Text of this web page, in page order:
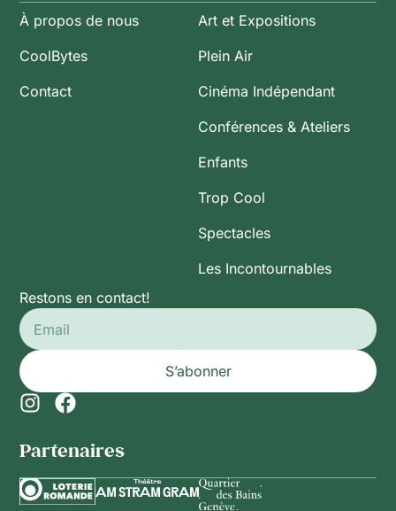
À propos de nous
CoolBytes
Contact
Art et Expositions
Plein Air
Cinéma Indépendant
Conférences & Ateliers
Enfants
Trop Cool
Spectacles
Les Incontournables
Restons en contact!
S’abonner
Partenaires​